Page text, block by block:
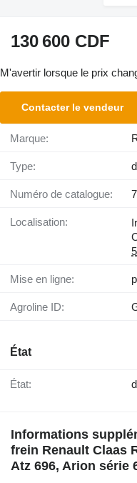
130 600 CDF
M'avertir lorsque le prix
Contacter le vendeur
Marque:
Type:
Numéro de catalogue:
Localisation:
Mise en ligne:
Agroline ID:
État
État:
Informations
frein Renault Claas
Atz 696, Arion série